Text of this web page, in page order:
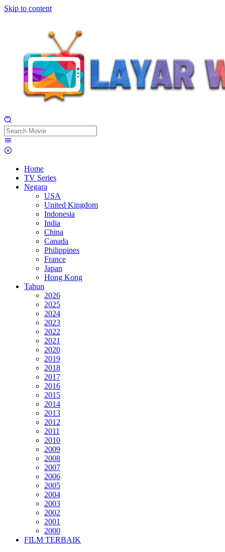
Skip to content
Home
TV Series
Negara
USA
United Kingdom
Indonesia
India
China
Canada
Philippines
France
Japan
Hong Kong
Tahun
2026
2025
2024
2023
2022
2021
2020
2019
2018
2017
2016
2015
2014
2013
2012
2011
2010
2009
2008
2007
2006
2005
2004
2003
2002
2001
2000
FILM TERBAIK